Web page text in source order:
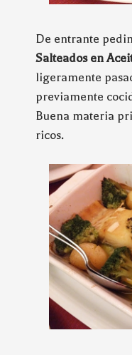
De entrante
Salteados en
ligeramente
previamente
Buena materia
ricos.